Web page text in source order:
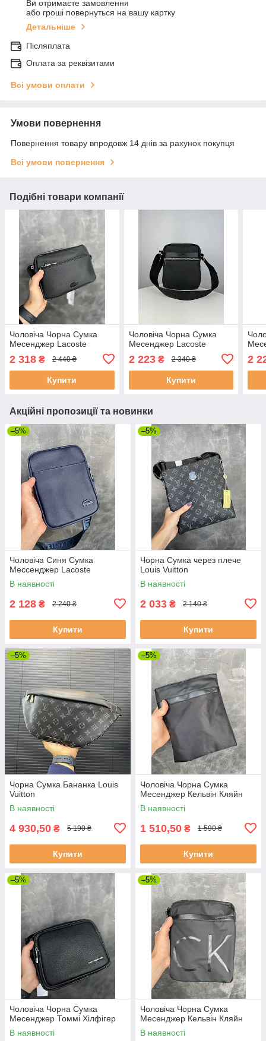
Ви отримаєте замовлення
або гроші повернуться на вашу картку
Детальніше
Післяплата
Оплата за реквізитами
Всі умови оплати
Умови повернення
Повернення товару впродовж 14 днів за рахунок покупця
Всі умови повернення
Подібні товари компанії
Чоловіча Чорна Сумка
Месенджер Lacoste
2 318 ₴ 2 440 ₴
Купити
Чоловіча Чорна Сумка
Месенджер Lacoste
2 223₴ 2 340 ₴
Купити
2
Акційні пропозиції та новинки
–5%
Чоловіча Синя Сумка
Мессенджер Lacoste
В наявності
2 128 ₴ 2 240 ₴
Купити
–5%
Чорна Сумка через плече
Louis Vuitton
В наявності
2 033 ₴ 2 140 ₴
Купити
–5%
Чорна Сумка Бананка Louis
Vuitton
В наявності
4 930,50 ₴ 5 190 ₴
Купити
–5%
Чоловіча Чорна Сумка
Месенджер Кельвін Кляйн
В наявності
1 510,50 ₴ 1 590 ₴
Купити
–5%
Чоловіча Чорна Сумка
Месенджер Томмі Хілфігер
В наявності
–5%
Чоловіча Чорна Сумка
Месенджер Кельвін Кляйн
В наявності